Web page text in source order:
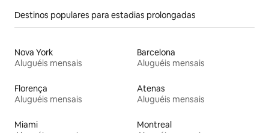
Destinos populares para estadias prolongadas
Nova York
Aluguéis mensais
Barcelona
Aluguéis mensais
Florença
Aluguéis mensais
Atenas
Aluguéis mensais
Miami
Montreal